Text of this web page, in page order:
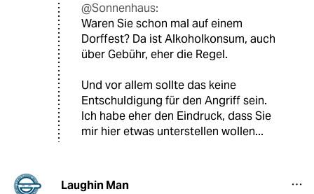
@Sonnenhaus:
Waren Sie schon mal auf einem
Dorffest? Da ist Alkoholkonsum, auch
über Gebühr, eher die Regel.
Und vor allem sollte das keine
Entschuldigung für den Angriff sein.
Ich habe eher den Eindruck, dass Sie
mir hier etwas unterstellen wollen...
Laughin Man